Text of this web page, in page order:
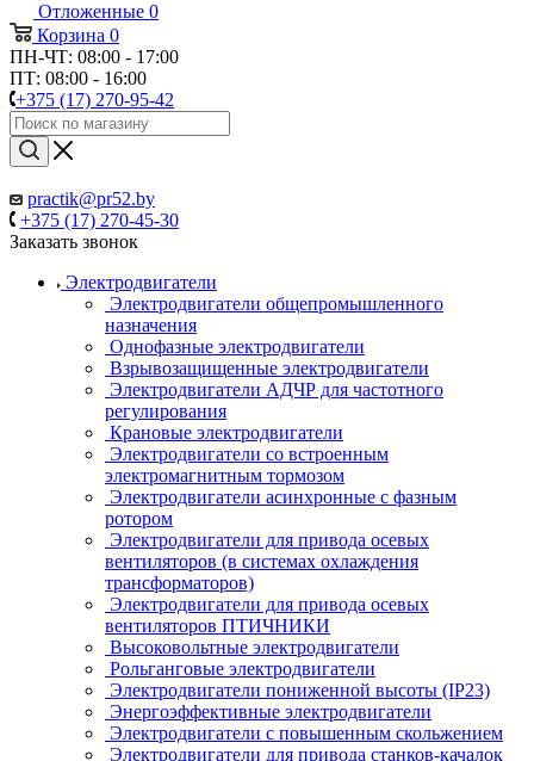
Отложенные 0
Корзина 0
ПН-ЧТ: 08:00 - 17:00
ПТ: 08:00 - 16:00
+375 (17) 270-95-42
practik@pr52.by
+375 (17) 270-45-30
Заказать звонок
Электродвигатели
Электродвигатели общепромышленного
назначения
Однофазные электродвигатели
Взрывозащищенные электродвигатели
Электродвигатели АДЧР для частотного
регулирования
Крановые электродвигатели
Электродвигатели со встроенным
электромагнитным тормозом
Электродвигатели асинхронные с фазным
ротором
Электродвигатели для привода осевых
вентиляторов (в системах охлаждения
трансформаторов)
Электродвигатели для привода осевых
вентиляторов ПТИЧНИКИ
Высоковольтные электродвигатели
Рольганговые электродвигатели
Электродвигатели пониженной высоты (IP23)
Энергоэффективные электродвигатели
Электродвигатели с повышенным скольжением
Электродвигатели для привода станков-качалок